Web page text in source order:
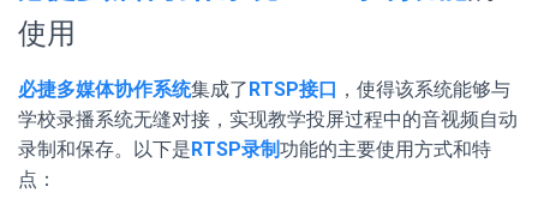
使用
必捷多媒体协作系统集成了RTSP接口 ，使得该系统能够与
学校录播系统无缝对接，实现教学投屏过程中的音视频自动
录制和保存。以下是RTSP录制功能的主要使用方式和特
点：